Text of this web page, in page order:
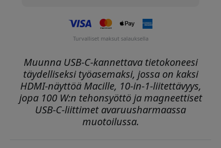
Turvalliset maksut salauksella
Muunna USB-C-kannettava tietokoneesi
täydelliseksi työasemaksi, jossa on kaksi
HDMI-näyttöä Macille, 10-in-1-liitettävyys,
jopa 100 W:n tehonsyöttö ja magneettiset
USB-C-liittimet avaruusharmaassa
muotoilussa.